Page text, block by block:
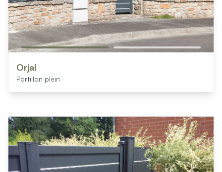
Orjal
Portillon plein